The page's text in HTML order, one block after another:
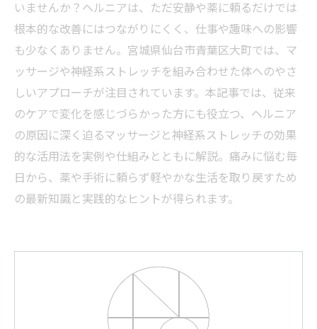
いませんか？ヘルニアは、ただ安静や薬に頼るだけでは
根本的な改善にはつながりにくく、仕事や趣味への影響
も少なくありません。宮城県仙台市青葉区大町では、マ
ッサージや神経系ストレッチを組み合わせた体へのやさ
しいアプローチが注目されています。本記事では、従来
のケアで変化を感じづらかった方にも役立つ、ヘルニア
の原因に深く迫るマッサージと神経系ストレッチの効果
的な活用法を実例や仕組みとともに解説。痛みに悩む毎
日から、薬や手術に頼らず軽やかな生活を取り戻すため
の最新知識と実践的なヒントが得られます。